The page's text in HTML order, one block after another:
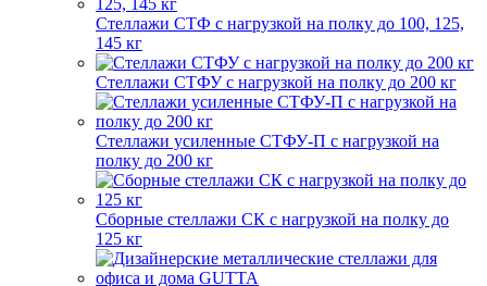
Стеллажи СТФ с нагрузкой на полку до 100, 125,
145 кг
Стеллажи СТФУ с нагрузкой на полку до 200 кг
Стеллажи усиленные СТФУ-П с нагрузкой на
полку до 200 кг
Сборные стеллажи СК с нагрузкой на полку до
125 кг